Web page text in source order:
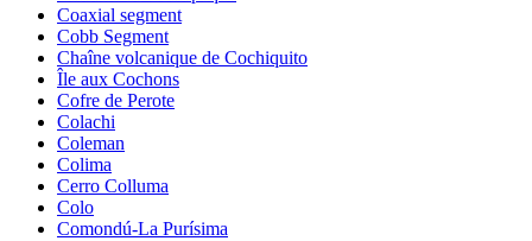
Coaxial segment
Cobb Segment
Chaîne volcanique de Cochiquito
Île aux Cochons
Cofre de Perote
Colachi
Coleman
Colima
Cerro Colluma
Colo
Comondú-La Purísima